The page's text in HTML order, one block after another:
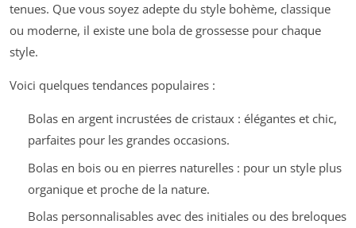
tenues. Que vous soyez adepte du style bohème, classique
ou moderne, il existe une bola de grossesse pour chaque
style.
Voici quelques tendances populaires :
Bolas en argent incrustées de cristaux : élégantes et chic,
parfaites pour les grandes occasions.
Bolas en bois ou en pierres naturelles : pour un style plus
organique et proche de la nature.
Bolas personnalisables avec des initiales ou des breloques